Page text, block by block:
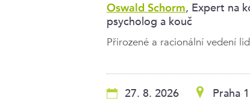
Oswald Schorm, Expert na
psycholog a kouč
Přirozené a racionální vedení
27. 8. 2026 Praha 1